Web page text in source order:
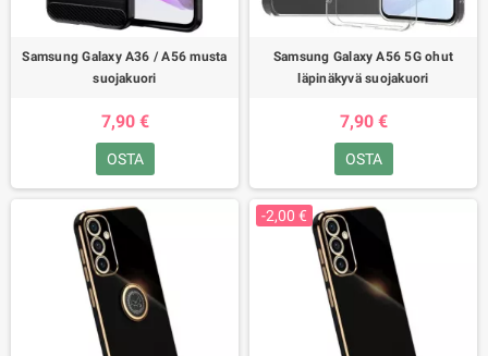
Samsung Galaxy A36 / A56 musta
suojakuori
7,90 €
OSTA
Samsung Galaxy A56 5G ohut
läpinäkyvä suojakuori
7,90 €
OSTA
-2,00 €